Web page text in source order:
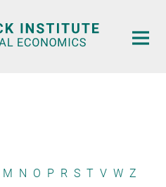
M N O P R S T V W Z